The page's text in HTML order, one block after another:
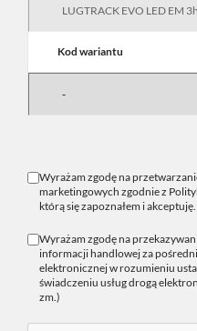
Kod wariantu
Wyrażam zgodę na
marketingowych zgodnie z
którą się zapoznałem i akceptuję.
Wyrażam zgodę na
informacji handlowej za
elektronicznej w rozumieniu
świadczeniu usług drogą
zm.)